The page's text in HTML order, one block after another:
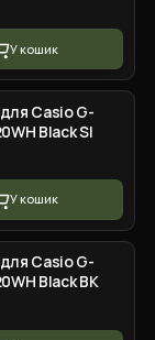
У кошик
Casio G-
Black SI
У кошик
Casio G-
Black BK